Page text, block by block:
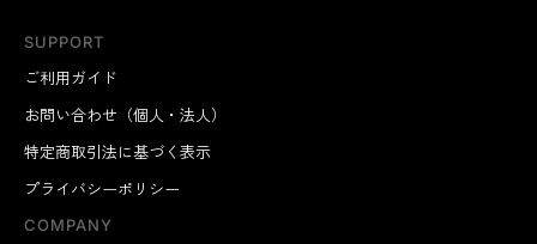
SUPPORT
ご利用ガイド
お問い合わせ（個人・法人）
特定商取引法に基づく表示
プライバシーポリシー
COMPANY